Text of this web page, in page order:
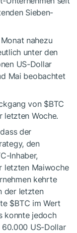
Sieben-
nahezu
unter den
US-Dollar
Mai beobachtet
von $BTC
letzten Woche.
der
den
-Inhaber,
letzten Maiwoche
kehrte
der letzten
$BTC im Wert
konnte jedoch
60.000 US-Dollar